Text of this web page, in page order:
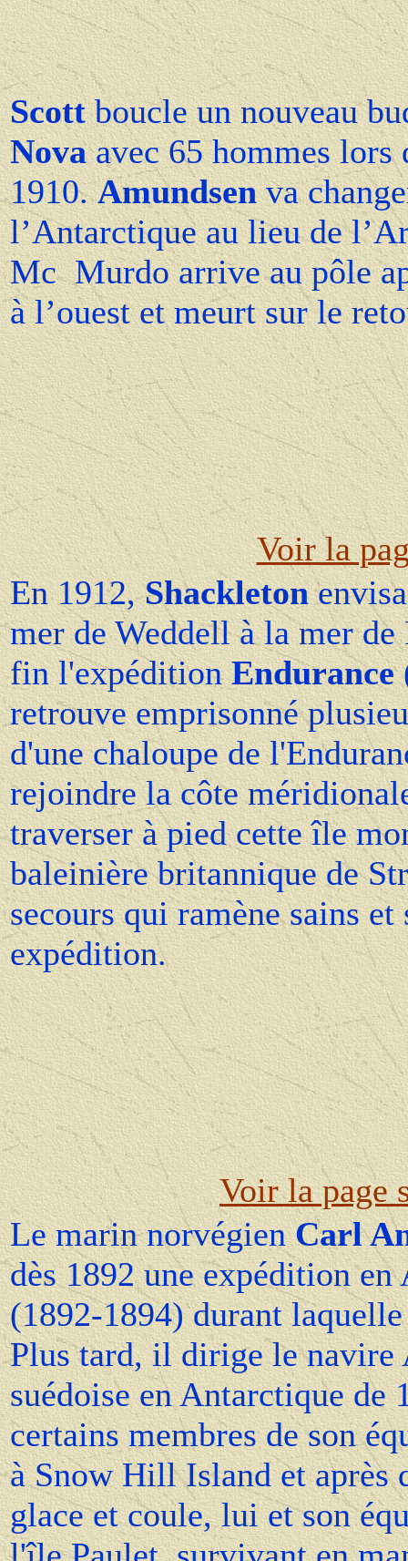
Scottboucle un nouveau
Novaavec 65 hommes
1910.Amundsenva
l’Antarctique au lieu de
Mc Murdo arrive au pôle
à l’ouest et meurt sur le
Voir la
En 1912,Shackleton
mer de Weddell à la mer
fin l'expéditionEndurance
retrouve emprisonné
d'une chaloupe de
rejoindre la côte
traverser à pied cette île
baleinière britannique de
secours qui ramène sains
expédition.
Voir la page
Le marin norvégienCarl
dès 1892 une expédition
(1892-1894) durant
Plus tard, il dirige le
suédoise en Antarctique de
certains membres de son
à Snow Hill Island et après
glace et coule, lui et son